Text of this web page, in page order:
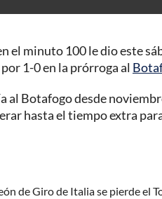
el minuto 100 le dio este
1-0 en la prórroga al
al Botafogo desde
hasta el tiempo extra
de Giro de Italia se pierde el